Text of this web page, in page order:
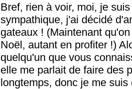
Bref, rien à voir, moi, je
sympathique, j'ai décidé
gateaux ! (Maintenant
Noël, autant en profiter !)
quelqu'un que vous
elle me parlait de faire des
longtemps, donc je me